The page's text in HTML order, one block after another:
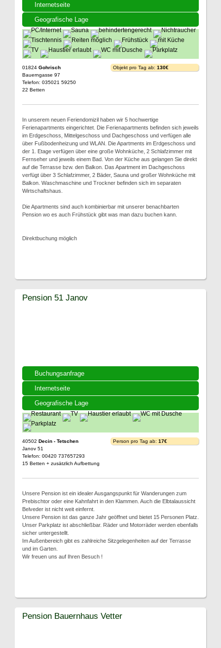
Internetseite
Geografische Lage
01824 Gohrisch
Bauerngasse 97
Telefon: 035021 59250
22 Betten
Objekt pro Tag ab: 130€
In unserem neuen Feriendomizil haben wir 5 hochwertige
Ferienapartments eingerichtet. Die Ferienapartments befinden sich jeweils
im Erdgeschoss, Mittelgeschoss und Dachgeschoss und verfügen alle
über Fußbodenheizung und WLAN. Die Apartments im Erdgeschoss und
der 1. Etage verfügen über eine große Wohnküche, 2 Schlafzimmer mit
Fernseher und jeweils einem Bad. Von der Küche aus gelangen Sie direkt
auf die Terrasse bzw. den Balkon. Das Apartment im Dachgeschoss
verfügt über 3 Schlafzimmer, 2 Bäder, Sauna und großer Wohnküche mit
Balkon. Waschmaschine und Trockner befinden sich im separaten
Wirtschaftshaus.
Die Apartments sind auch kombinierbar mit unserer benachbarten
Pension wo es auch Frühstück gibt was man dazu buchen kann.
Direktbuchung möglich
Buchungsanfrage
Internetseite
Geografische Lage
Pension 51 Janov
40502 Decin - Tetschen
Janov 51
Telefon: 00420 737657293
15 Betten + zusätzlich Aufbettung
Person pro Tag ab: 17€
Unsere Pension ist ein idealer Ausgangspunkt für Wanderungen zum
Prebischtor oder eine Kahnfahrt in den Klammen. Auch die Elbtalaussicht
Belveder ist nicht weit einfernt.
Unsere Pension ist das ganze Jahr geöffnet und bietet 15 Personen Platz.
Unser Parkplatz ist abschließbar. Räder und Motorräder werden ebenfalls
sicher untergestellt.
Im Außenbereich gibt es zahlreiche Sitzgelegenheiten auf der Terrasse
und im Garten.
Wir freuen uns auf Ihren Besuch !
Pension Bauernhaus Vetter